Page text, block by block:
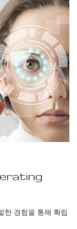
한 경험을 통해 확립